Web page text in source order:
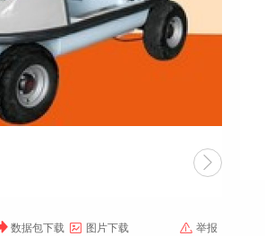

 举报
数据包下载  图片下载